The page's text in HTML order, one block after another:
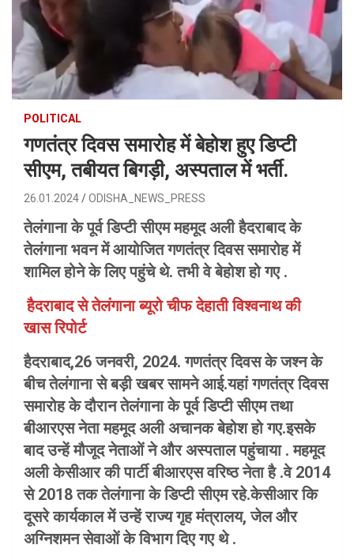
POLITICAL
गणतंत्र दिवस समारोह में बेहोश हुए डिप्टी
सीएम, तबीयत बिगड़ी, अस्पताल में भर्ती.
26.01.2024 ODISHA_NEWS_PRESS
तेलंगाना के पूर्व डिप्टी सीएम महमूद अली हैदराबाद के
तेलंगाना भवन में आयोजित गणतंत्र दिवस समारोह में
शामिल होने के लिए पहुंचे थे. तभी वे बेहोश हो गए .
हैदराबाद से तेलंगाना ब्यूरो चीफ देहाती विश्वनाथ की
खास रिपोर्ट
हैदराबाद,26 जनवरी, 2024. गणतंत्र दिवस के जश्न के
बीच तेलंगाना से बड़ी खबर सामने आई.यहां गणतंत्र दिवस
समारोह के दौरान तेलंगाना के पूर्व डिप्टी सीएम तथा
बीआरएस नेता महमूद अली अचानक बेहोश हो गए.इसके
बाद उन्हें मौजूद नेताओं ने और अस्पताल पहुंचाया . महमूद
अली केसीआर की पार्टी बीआरएस वरिष्ठ नेता है .वे 2014
से 2018 तक तेलंगाना के डिप्टी सीएम रहे.केसीआर कि
दूसरे कार्यकाल में उन्हें राज्य गृह मंत्रालय, जेल और
अग्निशमन सेवाओं के विभाग दिए गए थे .